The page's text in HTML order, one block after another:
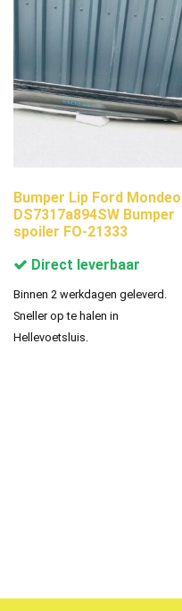
Bumper Lip Ford Mondeo
DS7317a894SW Bumper
spoiler FO-21333
Direct leverbaar
Binnen 2 werkdagen geleverd.
Sneller op te halen in
Hellevoetsluis.